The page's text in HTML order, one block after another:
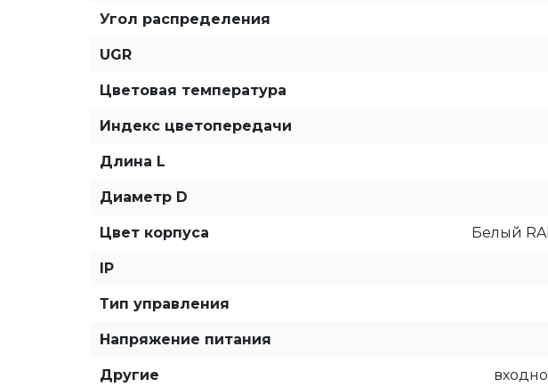
Угол распределения
UGR
Цветовая температура
Индекс цветопередачи
Длина L
Диаметр D
Цвет корпуса Белый
IP
Тип управления
Напряжение питания
Другие